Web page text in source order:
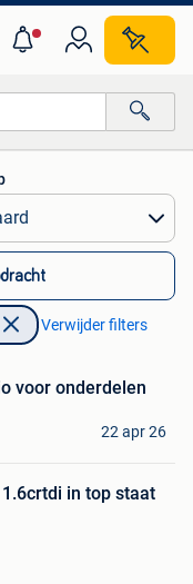
Verwijder filters
voor onderdelen
22 apr 26
top staat